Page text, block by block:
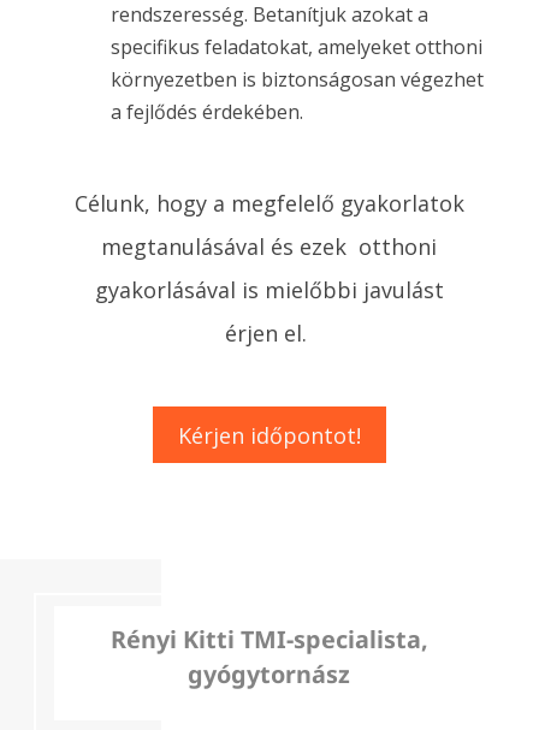
rendszeresség. Betanítjuk azokat a
specifikus feladatokat, amelyeket otthoni
környezetben is biztonságosan végezhet
a fejlődés érdekében.
Célunk, hogy a megfelelő gyakorlatok
megtanulásával és ezek otthoni
gyakorlásával is mielőbbi javulást
érjen el.
Kérjen időpontot!
Rényi Kitti TMI-specialista,
gyógytornász